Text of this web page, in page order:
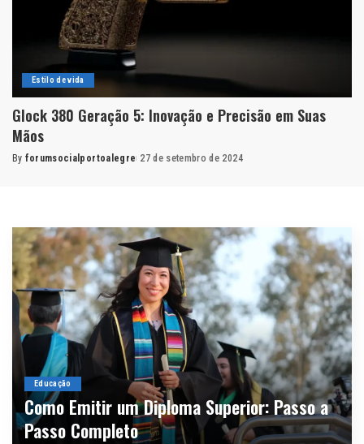
Estilo de vida
Glock 380 Geração 5: Inovação e Precisão em Suas
Mãos
By forumsocialportoalegre 27 de setembro de 2024
Educação
Como Emitir um Diploma Superior: Passo a
Passo Completo